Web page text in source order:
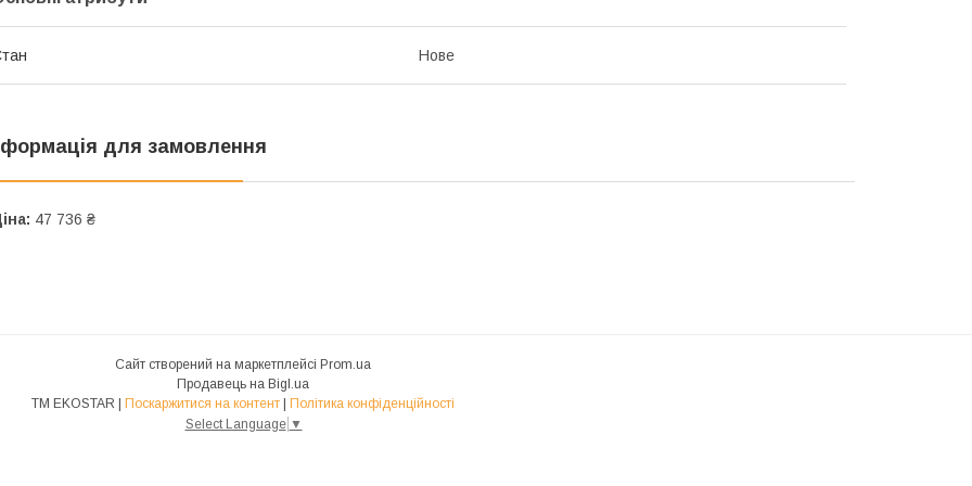
Нове
для замовлення
47 736 ₴
Сайт створений на маркетплейсі Prom.ua
Продавець на Bigl.ua
ТМ EKOSTAR | Поскаржитися на контент | Політика конфіденційності
Select Language ▼